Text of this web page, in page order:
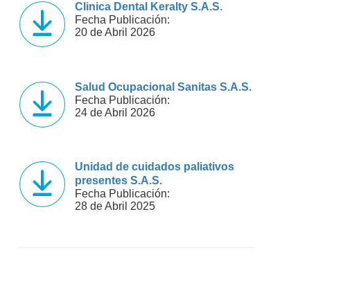
Clinica Dental Keralty S.A.S.
Fecha Publicación:
20 de Abril 2026
Salud Ocupacional Sanitas S.A.S.
Fecha Publicación:
24 de Abril 2026
Unidad de cuidados paliativos
presentes S.A.S.
Fecha Publicación:
28 de Abril 2025